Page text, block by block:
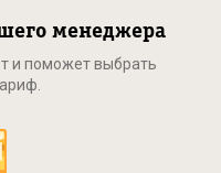
менеджера
и поможет выбрать